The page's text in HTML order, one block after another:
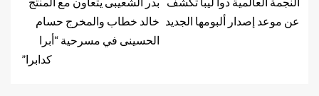
عن موعد إصدار ألبومها الجديد خالد خطاب والمخرج حسام
الحسينى في مسرحية “أبرا
كدابرا”